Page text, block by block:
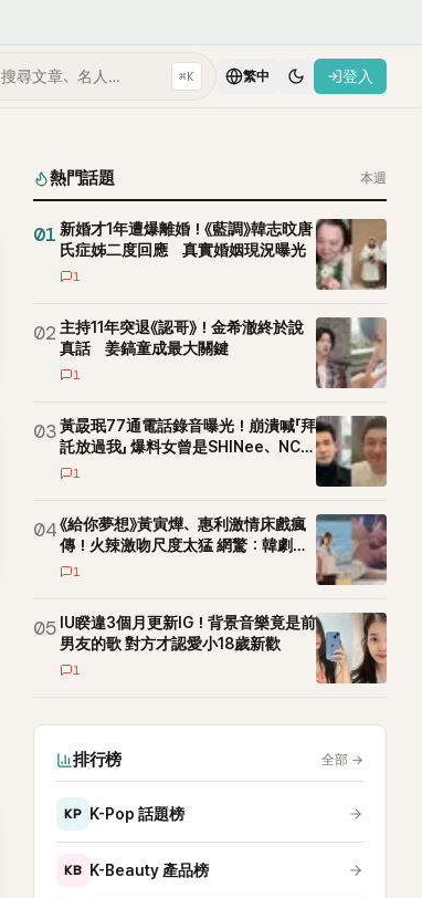
搜尋文章、名人… ⌘K 繁中 登入
熱門話題 本週
01 新婚才1年遭爆離婚！《藍調》韓志旼唐
氏症姊二度回應 真實婚姻現況曝光
1
02 主持11年突退《認哥》！金希澈終於說
真話 姜鎬童成最大關鍵
1
03黃晸珉77通電話錄音曝光！崩潰喊「拜
託放過我」 爆料女曾是SHINee、NCT
站姐
1
04《給你夢想》黃寅燁、惠利激情床戲瘋
傳！火辣激吻尺度太猛 網驚：韓劇太
敢拍
1
05 IU睽違3個月更新IG！背景音樂竟是前
男友的歌 對方才認愛小18歲新歡
1
排行榜 全部 →
KP K-Pop 話題榜
KB K-Beauty 產品榜